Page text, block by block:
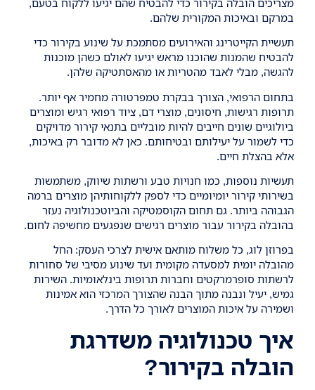
במרקם ובאיכות המקורית שלהם.
תעשיית הקייטרינג והאירועים מסתמכת על שינוע בקירור כדי
להבטיח שהמנות שהוכנו מראש יגיעו לאולם כשהן מוכנות
להגשה, מבלי לאבד מהטריות או מהאסתטיקה שלהן.
בתחום הרפואי, הצורך בבקרת טמפרטורה מחמיר אף יותר.
תרופות רגישות, חיסונים, מוצרי דם, ציוד רפואי רגיש ומוצרים
ביולוגיים שונים חייבים להיות מובליים בתנאי קירור מדויקים
כדי לשמור על יעילותם ובטיחותם. כאן לא מדובר רק באיכות,
אלא בהצלת חיים.
תעשיות נוספות, כמו חנויות טבע ורשתות שיווק, משתמשות
בשירותי קירור יומיומיים כדי לספק ללקוחותיהן מוצרים ברמה
הגבוהה ביותר. גם תחום הקוסמטיקה והביוטכנולוגיה נעזר
בהובלה בקירור עבור מוצרים רגישים שנפגעים מחשיפה לחום.
בפרוזן לוג, כל משלוח מותאם אישית לצרכי העסק: החל
מהובלה יומית למסעדה מקומית ועד שינוע מסיבי של סחורות
לרשתות סופרמרקטים וחברות תרופות בינלאומיות. השירות
גמיש, יעיל ונבנה מתוך הבנה שהצורך המרכזי הוא אמינות
ושמירה על איכות המוצרים לאורך כל הדרך.
איך טכנולוגיה משדרגת
הובלה בקירור?